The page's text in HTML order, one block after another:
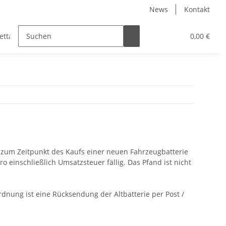
News Kontakt
0,00 €
Teile
Zeitpunkt des Kaufs einer neuen Fahrzeugbatterie
einschließlich Umsatzsteuer fällig. Das Pfand ist nicht
ist eine Rücksendung der Altbatterie per Post /